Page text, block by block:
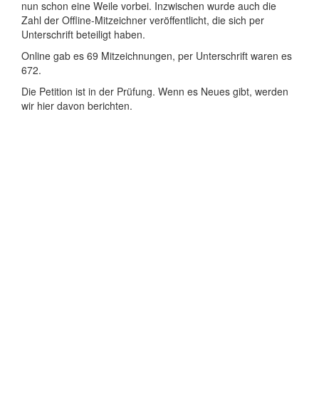
nun schon eine Weile vorbei. Inzwischen wurde auch die
Zahl der Offline-Mitzeichner veröffentlicht, die sich per
Unterschrift beteiligt haben.
Online gab es 69 Mitzeichnungen, per Unterschrift waren es
672.
Die Petition ist in der Prüfung. Wenn es Neues gibt, werden
wir hier davon berichten.